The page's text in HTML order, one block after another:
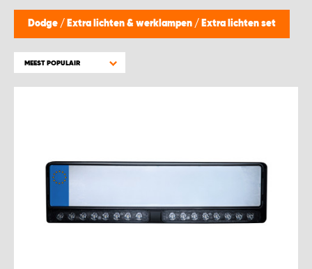
Dodge / Extra lichten & werklampen / Extra lichten set
MEEST POPULAIR